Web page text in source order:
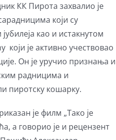
КК Пирота захвалио је
који су
као и истакнутом
је активно учествовао
Он је уручио признања и
радницима и
пиротску кошарку.
је филм „Тако је
а говорио је и рецензент